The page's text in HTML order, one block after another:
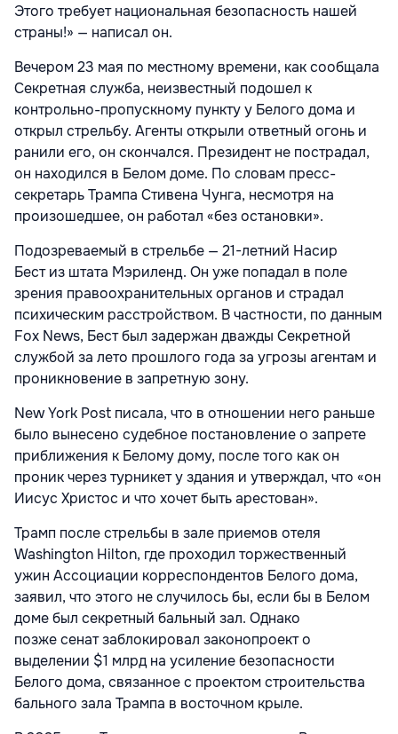
Этого требует национальная безопасность нашей
страны!» — написал он.
Вечером 23 мая по местному времени, как сообщала
Секретная служба, неизвестный подошел к
контрольно-пропускному пункту у Белого дома и
открыл стрельбу. Агенты открыли ответный огонь и
ранили его, он скончался. Президент не пострадал,
он находился в Белом доме. По словам пресс-
секретарь Трампа Стивена Чунга, несмотря на
произошедшее, он работал «без остановки».
Подозреваемый в стрельбе — 21-летний Насир
Бест из штата Мэриленд. Он уже попадал в поле
зрения правоохранительных органов и страдал
психическим расстройством. В частности, по данным
Fox News, Бест был задержан дважды Секретной
службой за лето прошлого года за угрозы агентам и
проникновение в запретную зону.
New York Post писала, что в отношении него раньше
было вынесено судебное постановление о запрете
приближения к Белому дому, после того как он
проник через турникет у здания и утверждал, что «он
Иисус Христос и что хочет быть арестован».
Трамп после стрельбы в зале приемов отеля
Washington Hilton, где проходил торжественный
ужин Ассоциации корреспондентов Белого дома,
заявил, что этого не случилось бы, если бы в Белом
доме был секретный бальный зал. Однако
позже сенат заблокировал законопроект о
выделении $1 млрд на усиление безопасности
Белого дома, связанное с проектом строительства
бального зала Трампа в восточном крыле.